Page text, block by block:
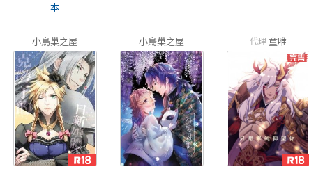
本
小鳥巢之屋 小鳥巢之屋 代理 童唯